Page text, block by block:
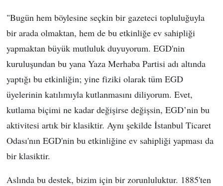
"Bugün hem böylesine seçkin bir gazeteci topluluğuyla
bir arada olmaktan, hem de bu etkinliğe ev sahipliği
yapmaktan büyük mutluluk duyuyorum. EGD'nin
kuruluşundan bu yana Yaza Merhaba Partisi adı altında
yaptığı bu etkinliğin; yine fiziki olarak tüm EGD
üyelerinin katılımıyla kutlanmasını diliyorum. Evet,
kutlama biçimi ne kadar değişirse değişsin, EGD’nin bu
aktivitesi artık bir klasiktir. Aynı şekilde İstanbul Ticaret
Odası'nın EGD'nin bu etkinliğine ev sahipliği yapması da
bir klasiktir.
Aslında bu destek, bizim için bir zorunluluktur. 1885'ten